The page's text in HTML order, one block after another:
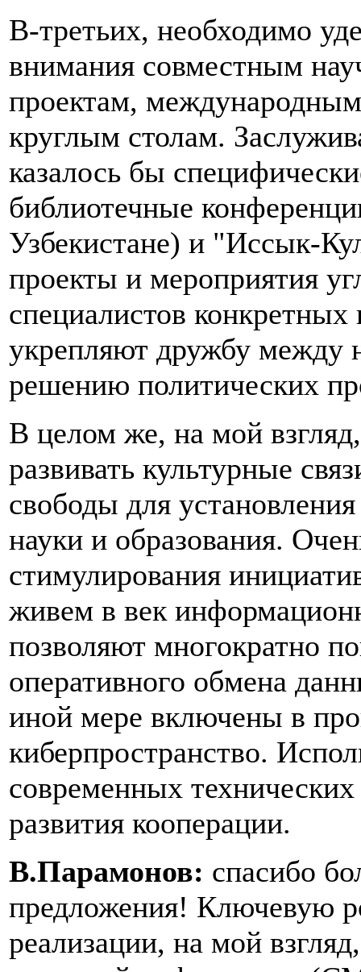
В-третьих, необходимо
внимания совместным
проектам,
круглым столам.
казалось бы
библиотечные
Узбекистане) и "Иссык-
проекты и мероприятия
специалистов
укрепляют дружбу между
решению политических
В целом же, на мой
развивать культурные
свободы для
науки и образования.
стимулирования
живем в век
позволяют многократно
оперативного обмена
иной мере включены в
киберпространство.
современных
развития кооперации.
В.Парамонов: спасибо
предложения! Ключевую
реализации, на мой